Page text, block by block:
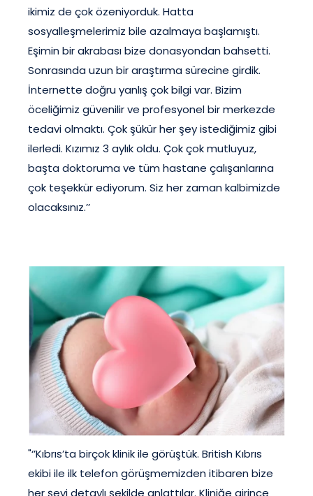
ikimiz de çok özeniyorduk. Hatta
sosyalleşmelerimiz bile azalmaya başlamıştı.
Eşimin bir akrabası bize donasyondan bahsetti.
Sonrasında uzun bir araştırma sürecine girdik.
İnternette doğru yanlış çok bilgi var. Bizim
öceliğimiz güvenilir ve profesyonel bir merkezde
tedavi olmaktı. Çok şükür her şey istediğimiz gibi
ilerledi. Kızımız 3 aylık oldu. Çok çok mutluyuz,
başta doktoruma ve tüm hastane çalışanlarına
çok teşekkür ediyorum. Siz her zaman kalbimizde
olacaksınız.’’
"‘’Kıbrıs’ta birçok klinik ile görüştük. British Kıbrıs
ekibi ile ilk telefon görüşmemizden itibaren bize
her şeyi detaylı şekilde anlattılar. Kliniğe girince